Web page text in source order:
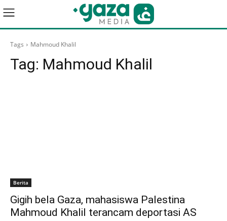
Tags Mahmoud Khalil
Tag: Mahmoud Khalil
Berita
Gigih bela Gaza, mahasiswa Palestina
Mahmoud Khalil terancam deportasi AS